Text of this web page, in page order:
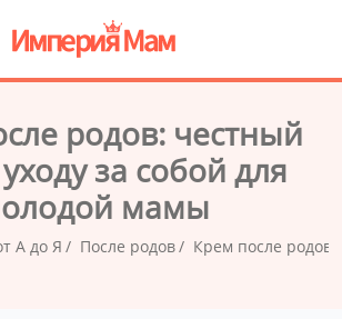
родов: честный
за собой для
мамы
А до Я После родов Крем после